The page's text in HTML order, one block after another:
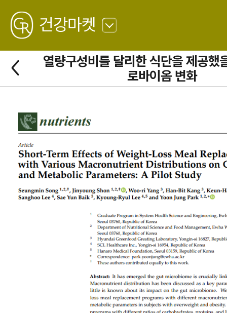
GREATING
건강마켓
로
열량구성비를 달리한 식단을 제공했
로바이옴 변화
뒤
로
가